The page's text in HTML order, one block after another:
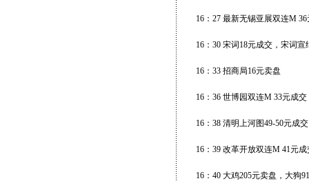
16：27 最新无锡亚展双连M
16：30 宋词18元成交，宋词宣
16：33 招商局16元卖盘
16：36 世博园双连M 33元成
16：38 清明上河图49-50元成交
16：39 改革开放双连M 41元
16：40 大鸡205元卖盘，大狗